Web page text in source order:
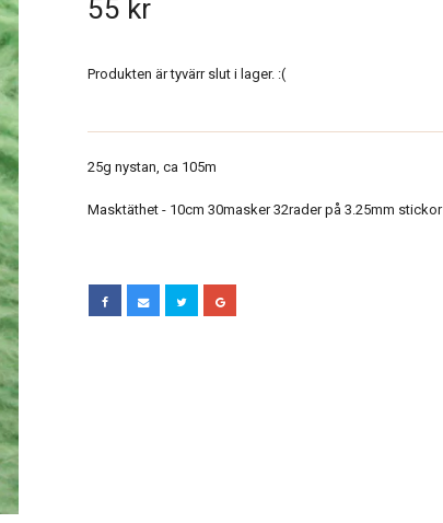
55 kr
Produkten är tyvärr slut i lager. :(
25g nystan, ca 105m
Masktäthet - 10cm 30masker 32rader på 3.25mm stickor